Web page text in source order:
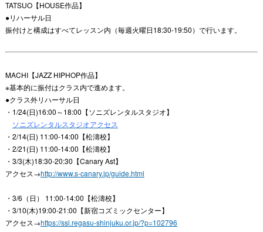
TATSUO【HOUSE作品】
●リハーサル日
振付けと構成はすべてレッスン内（毎週火曜日18:30-19:50）で行います。
MACHI【JAZZ HIPHOP作品】
※基本的に振付はクラス内で進めます。
●クラス外リハーサル日
・1/24(日)16:00～18:00【ソニズレンタルスタジオ】
ソニズレンタルスタジオアクセス
・2/14(日) 11:00-14:00【松濤校】
・2/21(日) 11:00-14:00【松濤校】
・3/3(木)18:30-20:30【Canary Ast】
アクセス→http://www.s-canary.jp/guide.html
・3/6（日） 11:00-14:00【松濤校】
・3/10(木)19:00-21:00【新宿コズミックセンター】
アクセス→https://ssl.regasu-shinjuku.or.jp/?p=102796